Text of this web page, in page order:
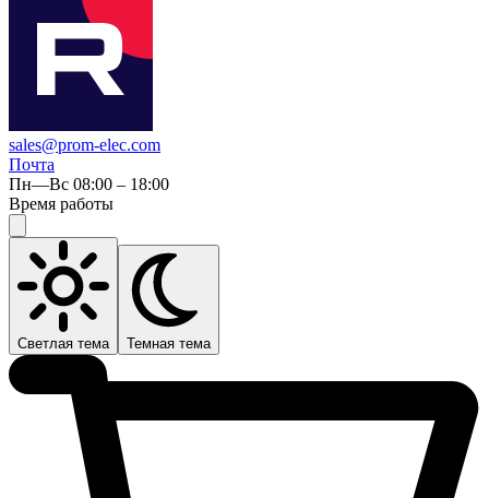
sales@prom-elec.com
Почта
Пн—Вс 08:00 – 18:00
Время работы
Светлая тема Темная тема